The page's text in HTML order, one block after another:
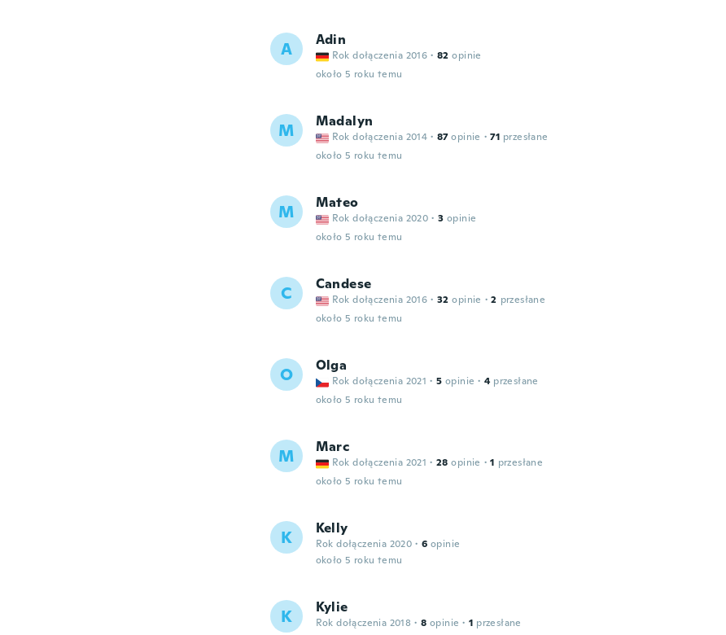
A Adin
Rok dołączenia 2016 · 82 opinie
około 5 roku temu
M Madalyn
Rok dołączenia 2014 · 87 opinie · 71 przesłane
około 5 roku temu
M Mateo
Rok dołączenia 2020 · 3 opinie
około 5 roku temu
C Candese
Rok dołączenia 2016 · 32 opinie · 2 przesłane
około 5 roku temu
O Olga
Rok dołączenia 2021 · 5 opinie · 4 przesłane
około 5 roku temu
M Marc
Rok dołączenia 2021 · 28 opinie · 1 przesłane
około 5 roku temu
K Kelly
Rok dołączenia 2020 · 6 opinie
około 5 roku temu
K Kylie
Rok dołączenia 2018 · 8 opinie · 1 przesłane